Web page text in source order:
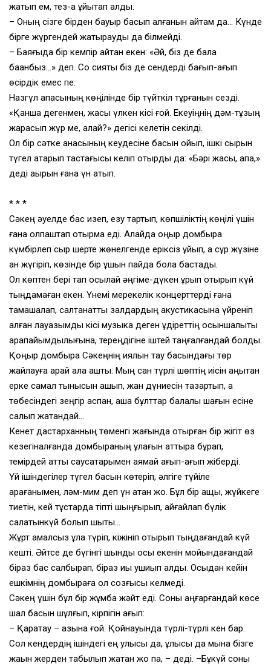
жатып ем, тез-ақ ұйықтап қалды.
– Оның сізге бірден бауыр басып қалғанын айтам да… Күнде
бірге жүргендей жатырқауды да білмейді.
– Баяғыда бір кемпір айтқан екен: «Әй, біз де бала
баққанбыз…» деп. Со сияқты біз де сендерді бағып-қағып
өсірдік емес пе.
Назгүл апасының көңілінде бір түйткіл тұрғанын сезді.
«Қанша дегенмен, жасы үлкен кісі ғой. Екеуіңнің дәм-тұзың
жарасып жүр ме, қалай?» дегісі келетін секілді.
Ол бір сәтке анасының кеудесіне басын қойып, ішкі сырын
түгел ақтарып тастағысы келіп отырды да: «Бәрі жақсы, апа,»
деді ақырын ғана үн қатып.
* * *
Сәкең әуелде бас изеп, езу тартып, көпшіліктің көңілі үшін
ғана қолпаштап отырмақ еді. Алайда қоңыр домбыра
күмбірлеп сыр шерте жөнелгенде еріксіз ұйып, ақ сұр жүзіне
қан жүгіріп, көзінде бір ұшқын пайда бола бастады.
Ол көптен бері тап осылай әңгіме-дүкен құрып отырып күй
тыңдамаған екен. Үнемі мерекелік концерттерді ғана
тамашалап, салтанатты залдардың акустикасына үйреніп
қалған лауазымды кісі музыка деген құдіреттің осыншалықты
қарапайымдылығына, тереңдігіне іштей таңғалғандай болды.
Қоңыр домбыра Сәкеңнің қиялын тау басындағы төр
жайлауға қарай ала қашты. Мың сан түрлі шөптің иісін аңқытқан
ерке самал тынысын ашып, жан дүниесін тазартып, қақ
төбесіндегі зеңгір аспан, ақша бұлттар балалық шағын есіне
салып жатқандай…
Кенет дастарханның төменгі жағында отырған бір жігіт өз
кезегіналғанда домбыраның құлағын қаттырақ бұрап,
темірдей қатты саусақтарымен аямай қағып-қағып жіберді.
Үй ішіндегілер түгел басын көтеріп, әлгіге түйіле
қарағанымен, ләм-мим деп үн қатқан жоқ. Бұл бір ащы, жүйкеге
тиетін, кей тұстарда тіпті шыңғырып, айғайлап бүлік
салатынкүй болып шықты…
Жұрт амалсыз құлақ түріп, кіжініп отырып тыңдағандай күй
кешті. Әйтсе де бүгінгі шындық осы екенін мойындағандай
біраз бас салбырап, біраз иық қушиып қалды. Осыдан кейін
ешкімнің домбыраға қол созғысы келмеді.
Сәкең үшін бұл бір жұмбақ жәйт еді. Соны аңғарғандай көсе
шал басын шұлғып, кірпігін қағып:
– Қаратау – қазына ғой. Қойнауында түрлі-түрлі кен бар.
Сол кендердің ішіндегі ең улысы да, ұлысы да мына бізге
жақын жерден табылып жатқан жоқ па, – деді. –Бұкүй соны